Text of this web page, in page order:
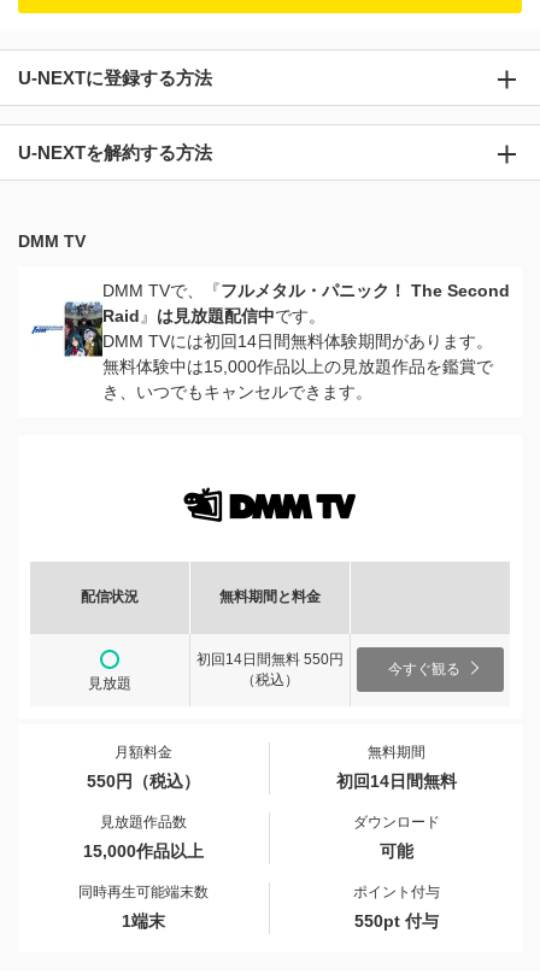
U-NEXTに登録する方法
U-NEXTを解約する方法
DMM TV
DMM TVで、『フルメタル・パニック！ The Second
Raid 』 は見放題配信中です。
DMM TVには初回14日間無料体験期間があります。
無料体験中は15,000作品以上の見放題作品を鑑賞で
き、いつでもキャンセルできます。
配信状況 無料期間と料金
見放題
初回14日間無料 550円
（税込）
今すぐ観る
月額料金
550円（税込）
無料期間
初回14日間無料
見放題作品数
15,000作品以上
ダウンロード
可能
同時再生可能端末数
1端末
ポイント付与
550pt 付与